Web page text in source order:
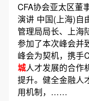
CFA协会亚太区董
演讲 中国(上海)自
管理局局长、上海
参加了本次峰会并
峰会为契机，携手
城人才发展的合作
提升。健全金融人
用机制，……